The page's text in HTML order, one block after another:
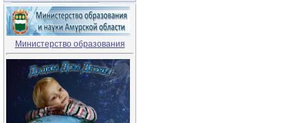
Министерство образования